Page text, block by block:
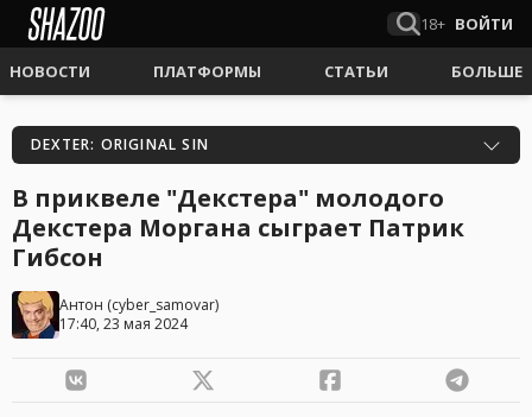
18+ ВОЙТИ
НОВОСТИ ПЛАТФОРМЫ СТАТЬИ БОЛЬШЕ
DEXTER: ORIGINAL SIN
В приквеле "Декстера" молодого
Декстера Моргана сыграет Патрик
Гибсон
Антон (cyber_samovar)
17:40, 23 мая 2024